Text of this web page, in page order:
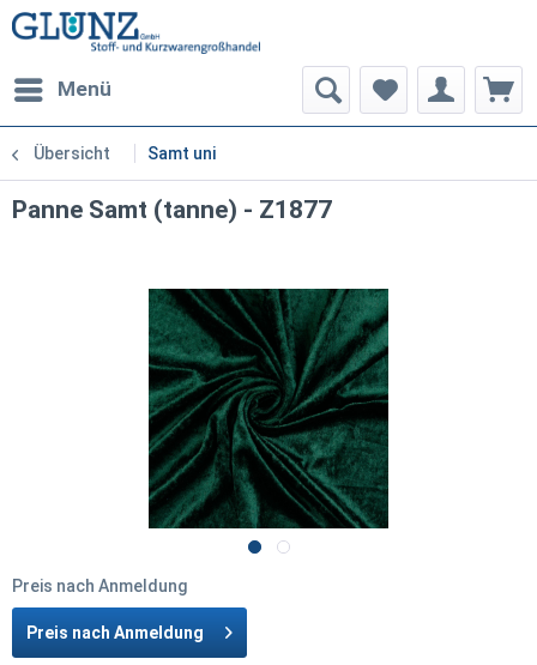
Menü
Übersicht Samt uni
Panne Samt (tanne) - Z1877
Preis nach Anmeldung
Preis nach Anmeldung